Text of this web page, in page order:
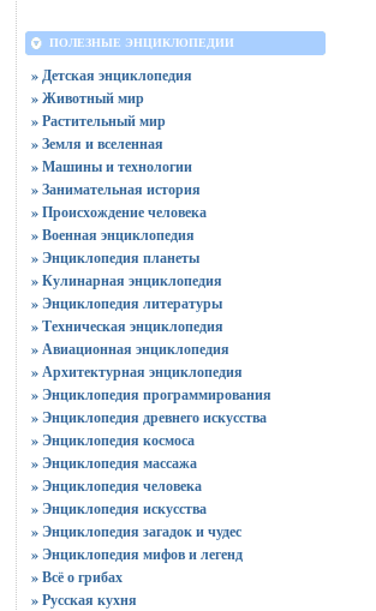
ПОЛЕЗНЫЕ ЭНЦИКЛОПЕДИИ
» Детская энциклопедия
» Животный мир
» Растительный мир
» Земля и вселенная
» Машины и технологии
» Занимательная история
» Происхождение человека
» Военная энциклопедия
» Энциклопедия планеты
» Кулинарная энциклопедия
» Энциклопедия литературы
» Техническая энциклопедия
» Авиационная энциклопедия
» Архитектурная энциклопедия
» Энциклопедия программирования
» Энциклопедия древнего искусства
» Энциклопедия космоса
» Энциклопедия массажа
» Энциклопедия человека
» Энциклопедия искусства
» Энциклопедия загадок и чудес
» Энциклопедия мифов и легенд
» Всё о грибах
» Русская кухня